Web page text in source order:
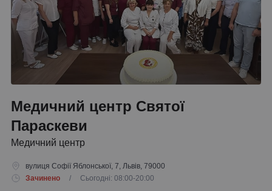
Медичний центр Святої
Параскеви
Медичний центр
вулиця Софії Яблонської, 7, Львів, 79000
Зачинено
/ Сьогодні: 08:00-20:00